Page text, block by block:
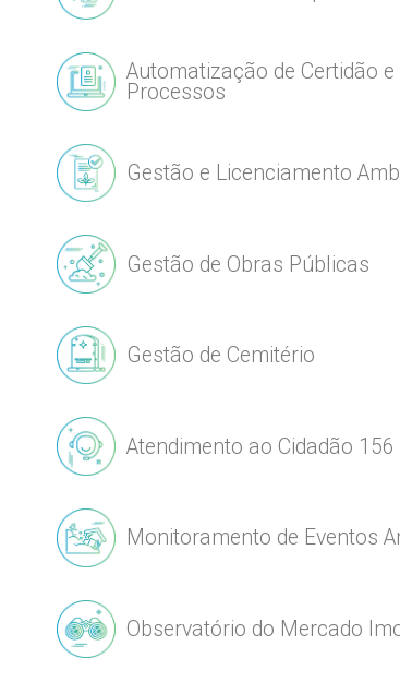
Automatização de Certidão
Processos
Gestão e Licenciamento
Gestão de Obras Públicas
Gestão de Cemitério
Atendimento ao Cidadão 156
Monitoramento de Eventos
Observatório do Mercado